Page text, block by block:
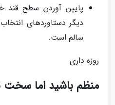
پایین آوردن سطح قند
دیگر دستاوردهای
سالم است.
روزه داری
منظم باشید اما سخت